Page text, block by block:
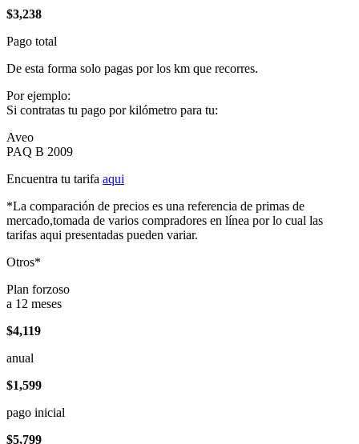
$3,238
Pago total
De esta forma solo pagas por los km que recorres.
Por ejemplo:
Si contratas tu pago por kilómetro para tu:
Aveo
PAQ B 2009
Encuentra tu tarifa aqui
*La comparación de precios es una referencia de primas de
mercado,tomada de varios compradores en línea por lo cual las
tarifas aqui presentadas pueden variar.
Otros*
Plan forzoso
a 12 meses
$4,119
anual
$1,599
pago inicial
$5,799